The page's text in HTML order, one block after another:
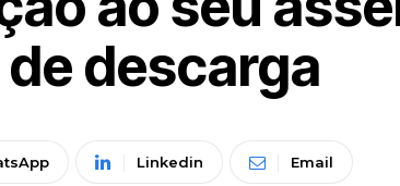
descarga
Linkedin Email